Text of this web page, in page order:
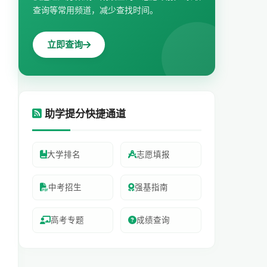
查询等常用频道，减少查找时间。
立即查询
助学提分快捷通道
大学排名 志愿填报
中考招生 强基指南
高考专题 成绩查询